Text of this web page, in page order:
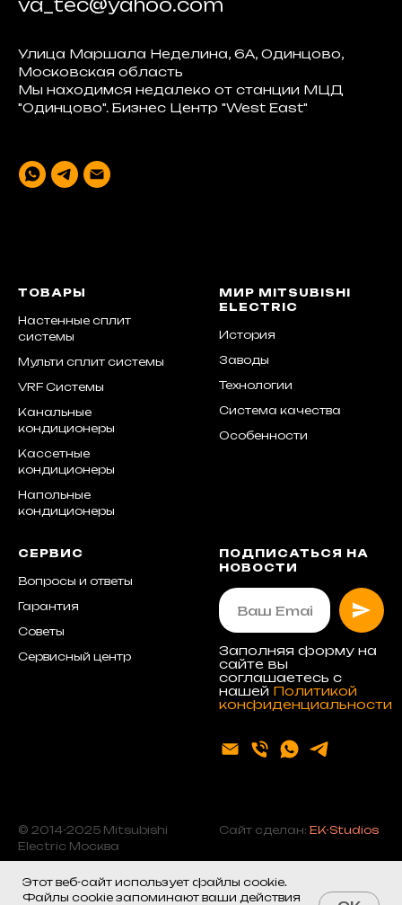
va_tec@yahoo.com
Улица Маршала Неделина, 6А, Одинцово,
Московская область
Мы находимся недалеко от станции МЦД
"Одинцово". Бизнес Центр "West East"
ТОВАРЫ
Настенные сплит
системы
Мульти сплит системы
VRF Системы
Канальные
кондиционеры
Кассетные
кондиционеры
Напольные
кондиционеры
МИР MITSUBISHI
ELECTRIC
История
Заводы
Технологии
Система качества
Особенности
СЕРВИС
Вопросы и ответы
Гарантия
Советы
Сервисный центр
ПОДПИСАТЬСЯ НА
НОВОСТИ
Заполняя форму на
сайте вы
соглашаетесь с
нашей Политикой
конфиденциальности
© 2014-2025 Mitsubishi
Electric Москва
Сайт сделан: EK-Studios
Этот веб-сайт использует файлы cookie.
Файлы cookie запоминают ваши действия